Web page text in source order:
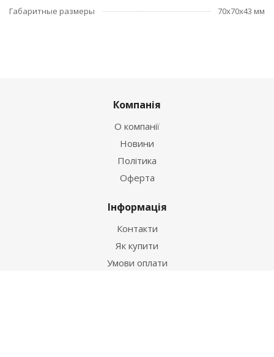
Габаритные размеры
70x70x43 мм
Компанія
О компанії
Новини
Політика
Оферта
Інформація
Контакти
Як купити
Умови оплати